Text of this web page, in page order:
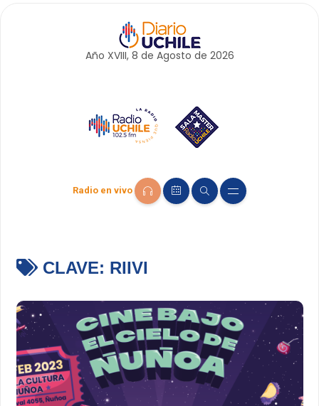
Año XVIII, 8 de Agosto de 2026
Radio en vivo
CLAVE: RIIVI